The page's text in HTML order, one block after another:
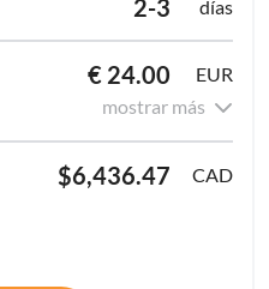
2-3 días
€ 24.00
EUR
mostrar más
$6,436.47 CAD